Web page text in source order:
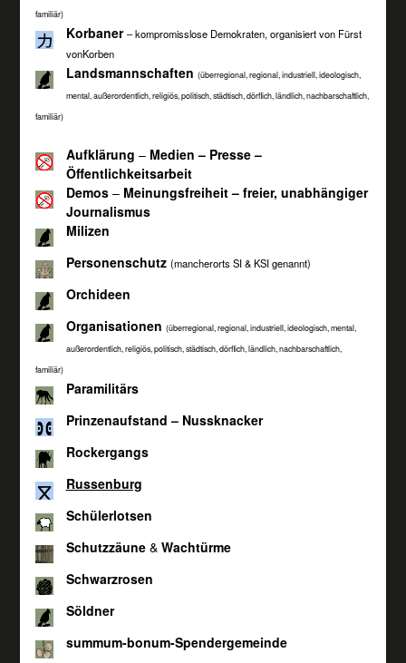
familiär)
Korbaner– kompromisslose Demokraten, organisiert von Fürst
vonKorben
Landsmannschaften (überregional, regional, industriell, ideologisch,
mental, außerordentlich, religiös, politisch, städtisch, dörflich, ländlich, nachbarschaftlich,
familiär)
Aufklärung – Medien – Presse –
Öffentlichkeitsarbeit
Demos – Meinungsfreiheit – freier, unabhängiger
Journalismus
Milizen
Personenschutz (mancherorts SI & KSI genannt)
Orchideen
Organisationen (überregional, regional, industriell, ideologisch, mental,
außerordentlich, religiös, politisch, städtisch, dörflich, ländlich, nachbarschaftlich,
familiär)
Paramilitärs
Prinzenaufstand – Nussknacker
Rockergangs
Russenburg
Schülerlotsen
Schutzzäune& Wachtürme
Schwarzrosen
Söldner
summum-bonum-Spendergemeinde